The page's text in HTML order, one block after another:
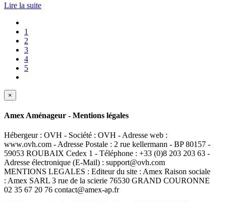
Lire la suite
1
2
3
4
5
×
Amex Aménageur - Mentions légales
Hébergeur : OVH - Société : OVH - Adresse web :
www.ovh.com - Adresse Postale : 2 rue kellermann - BP 80157 -
59053 ROUBAIX Cedex 1 - Téléphone : +33 (0)8 203 203 63 -
Adresse électronique (E-Mail) : support@ovh.com
MENTIONS LEGALES : Editeur du site : Amex Raison sociale
: Amex SARL 3 rue de la scierie 76530 GRAND COURONNE
02 35 67 20 76 contact@amex-ap.fr